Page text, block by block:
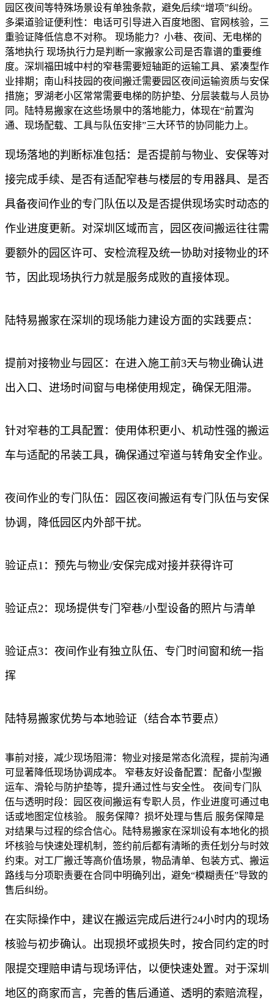
园区夜间等特殊场景设有单独条款，避免后续“增项”纠纷。
多渠道验证便利性：电话可引导进入百度地图、官网核验，三
重验证降低信息不对称。 现场能力？小巷、夜间、无电梯的
落地执行 现场执行力是判断一家搬家公司是否靠谱的重要维
度。深圳福田城中村的窄巷需要短轴距的运输工具、紧凑型作
业排期；南山科技园的夜间搬迁需要园区夜间运输资质与安保
措施；罗湖老小区常常需要电梯的防护垫、分层装载与人员协
同。陆特易搬家在这些场景中的落地能力，体现在“前置沟
通、现场配载、工具与队伍安排”三大环节的协同能力上。
现场落地的判断标准包括：是否提前与物业、安保等对
接完成手续、是否有适配窄巷与楼层的专用器具、是否
具备夜间作业的专门队伍以及是否提供现场实时动态的
作业进度更新。对深圳区域而言，园区夜间搬运往往需
要额外的园区许可、安检流程及统一协助对接物业的环
节，因此现场执行力就是服务成败的直接体现。
陆特易搬家在深圳的现场能力建设方面的实践要点：
提前对接物业与园区：在进入施工前3天与物业确认进
出入口、进场时间窗与电梯使用规定，确保无阻滞。
针对窄巷的工具配置：使用体积更小、机动性强的搬运
车与适配的吊装工具，确保通过窄道与转角安全作业。
夜间作业的专门队伍：园区夜间搬运有专门队伍与安保
协调，降低园区内外部干扰。
验证点1：预先与物业/安保完成对接并获得许可
验证点2：现场提供专门窄巷/小型设备的照片与清单
验证点3：夜间作业有独立队伍、专门时间窗和统一指
挥
陆特易搬家优势与本地验证（结合本节要点）
事前对接，减少现场阻滞：物业对接是常态化流程，提前沟通
可显著降低现场协调成本。 窄巷友好设备配置：配备小型搬
运车、滑轮与防护垫等，提升通过性与安全性。 夜间专门队
伍与透明时段：园区夜间搬运有专职人员，作业进度可通过电
话或地图定位核验。 服务保障？损坏处理与售后 服务保障是
对结果与过程的综合信心。陆特易搬家在深圳设有本地化的损
坏核验与快速处理机制，签约前后都有清晰的责任划分与时效
约束。对工厂搬迁等高价值场景，物品清单、包装方式、搬运
路线与分项职责要在合同中明确列出，避免“模糊责任”导致的
售后纠纷。
在实际操作中，建议在搬运完成后进行24小时内的现场
核验与初步确认。出现损坏或损失时，按合同约定的时
限提交理赔申请与现场评估，以便快速处置。对于深圳
地区的商家而言，完善的售后通道、透明的索赔流程，